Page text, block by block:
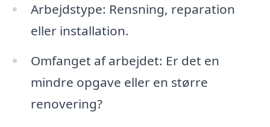
Arbejdstype: Rensning, reparation
eller installation.
Omfanget af arbejdet: Er det en
mindre opgave eller en større
renovering?